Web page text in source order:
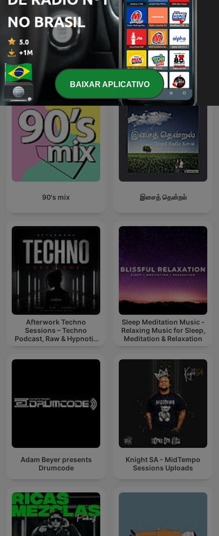
Nuestro flamenco RETROMIX
Podcasts internacionais de Músicas
90's mix இசைத் தென்றல்
Afterwork Techno
Sessions – Techno
Podcast, Raw & Hypnotic
Sleep Meditation Music -
Relaxing Music for Sleep,
Meditation & Relaxation
Adam Beyer presents
Drumcode
Knight SA - MidTempo
Sessions Uploads
BAIXAR APLICATIVO